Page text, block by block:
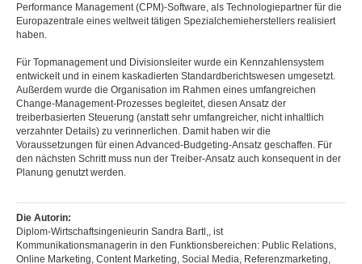
Performance Management (CPM)-Software, als Technologiepartner für die
Europazentrale eines weltweit tätigen Spezialchemieherstellers realisiert
haben.
Für Topmanagement und Divisionsleiter wurde ein Kennzahlensystem
entwickelt und in einem kaskadierten Standardberichtswesen umgesetzt.
Außerdem wurde die Organisation im Rahmen eines umfangreichen
Change-Management-Prozesses begleitet, diesen Ansatz der
treiberbasierten Steuerung (anstatt sehr umfangreicher, nicht inhaltlich
verzahnter Details) zu verinnerlichen. Damit haben wir die
Voraussetzungen für einen Advanced-Budgeting-Ansatz geschaffen. Für
den nächsten Schritt muss nun der Treiber-Ansatz auch konsequent in der
Planung genutzt werden.
Die Autorin:
Diplom-Wirtschaftsingenieurin Sandra Bartl,, ist
Kommunikationsmanagerin in den Funktionsbereichen: Public Relations,
Online Marketing, Content Marketing, Social Media, Referenzmarketing,